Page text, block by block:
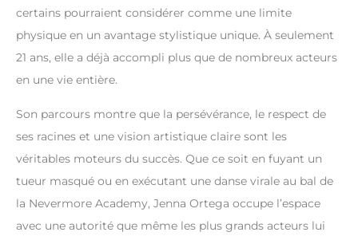
certains pourraient considérer comme une limite
physique en un avantage stylistique unique. À seulement
21 ans, elle a déjà accompli plus que de nombreux acteurs
en une vie entière.
Son parcours montre que la persévérance, le respect de
ses racines et une vision artistique claire sont les
véritables moteurs du succès. Que ce soit en fuyant un
tueur masqué ou en exécutant une danse virale au bal de
la Nevermore Academy, Jenna Ortega occupe l’espace
avec une autorité que même les plus grands acteurs lui